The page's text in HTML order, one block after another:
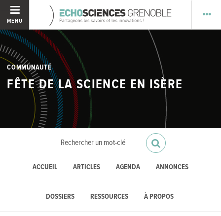
MENU
COMMUNAUTÉ
FÊTE DE LA SCIENCE EN ISÈRE
ACCUEIL ARTICLES AGENDA ANNONCES
DOSSIERS RESSOURCES À PROPOS